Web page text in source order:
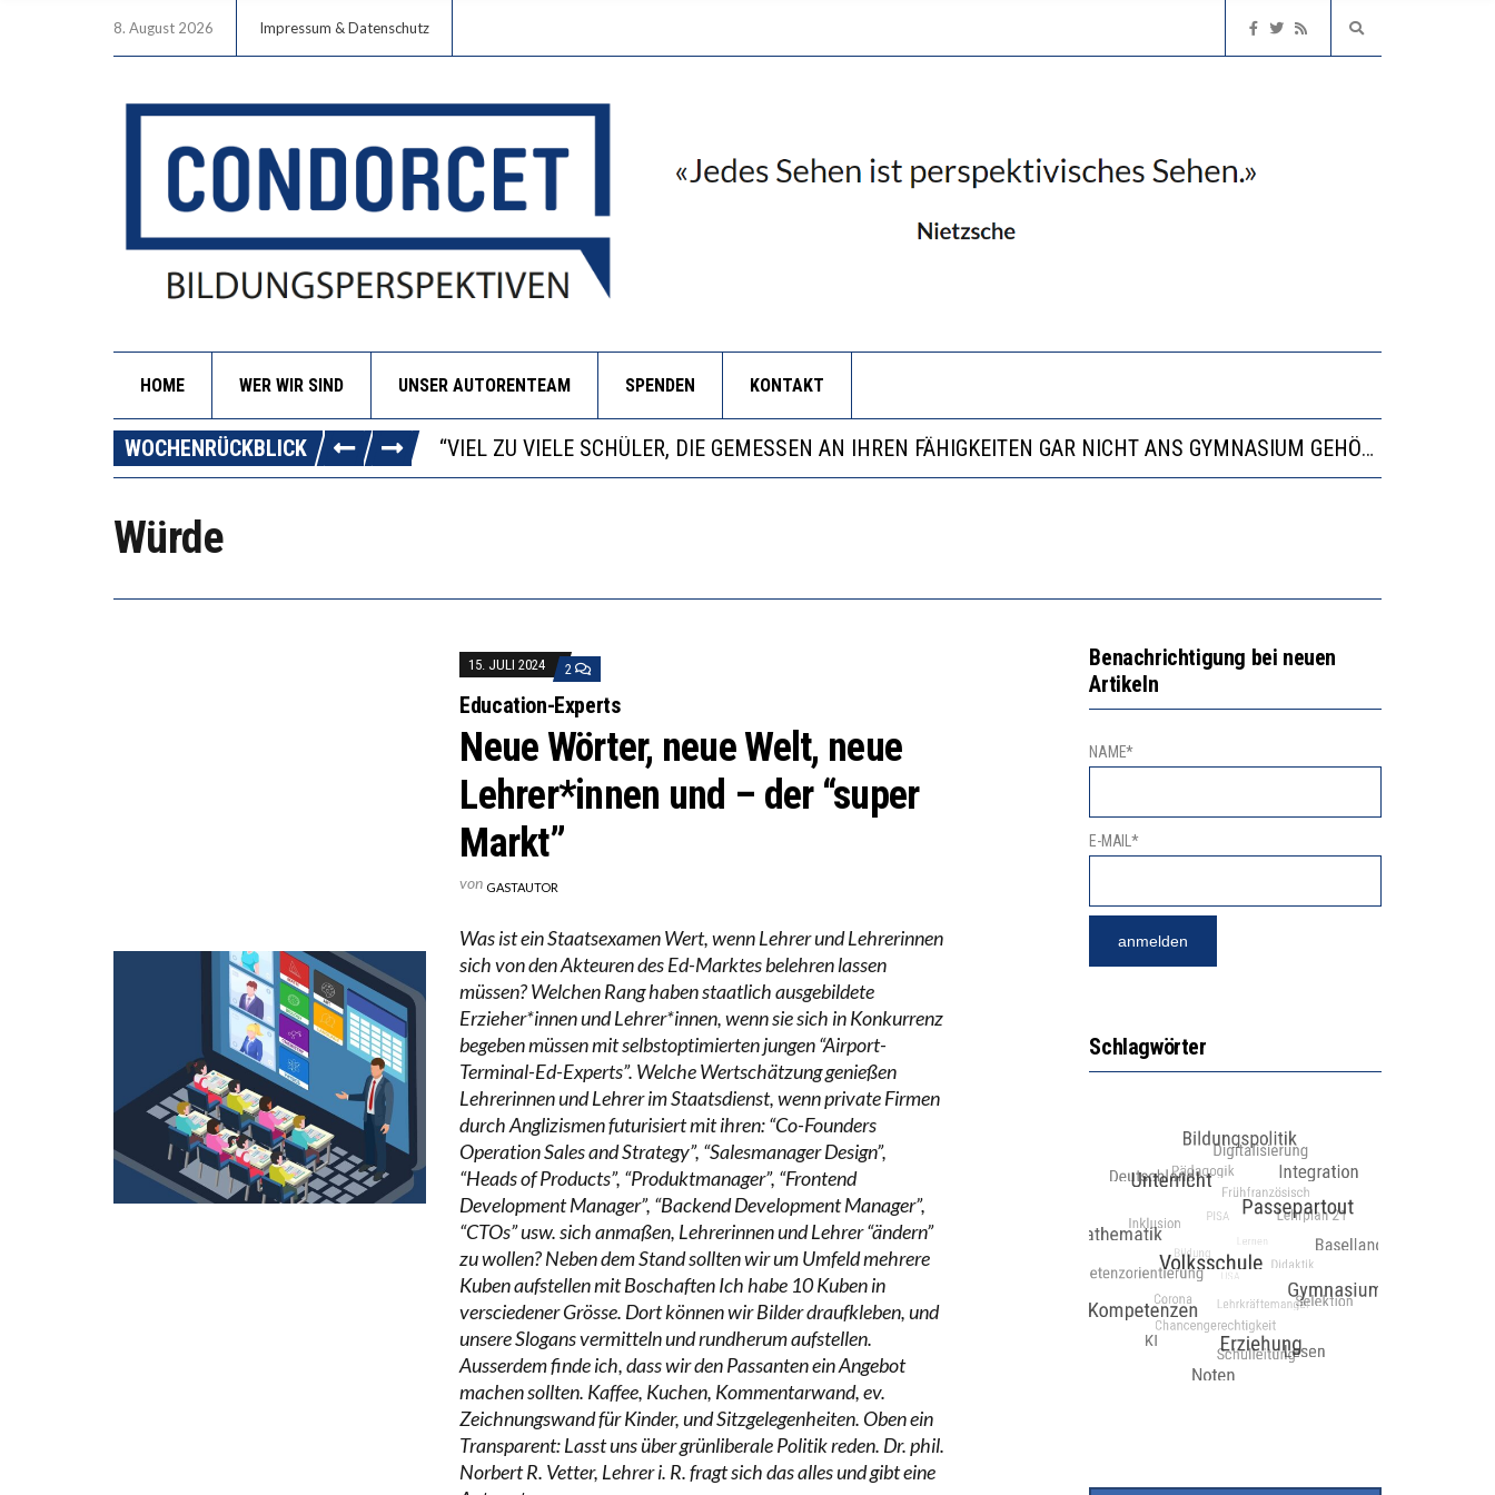
8. August 2026 Impressum & Datenschutz
HOME WER WIR SIND UNSER AUTORENTEAM SPENDEN KONTAKT
WOCHENRÜCKBLICK
“WIR BEOBACHTEN EINEN REGELRECHTEN STURZFLUG BEI DEN LERNLEISTUNGEN”
ANNA-KATHARINA ZENGER UND IHRE VERFASSUNGSKENNTNISSE
“VIEL ZU VIELE SCHÜLER, DIE GEMESSEN AN IHREN FÄHIGKEITEN GAR NICHT ANS GYMNASIUM GEHÖREN”
DIE GANZE HILFLOSIGKEIT DES BILDUNGSBÜRGERTUMS
Würde
15. JULI 2024 2
Education-Experts
Neue Wörter, neue Welt, neue
Lehrer*innen und – der “super
Markt”
von GASTAUTOR
Was ist ein Staatsexamen Wert, wenn Lehrer und Lehrerinnen
sich von den Akteuren des Ed-Marktes belehren lassen
müssen? Welchen Rang haben staatlich ausgebildete
Erzieher*innen und Lehrer*innen, wenn sie sich in Konkurrenz
begeben müssen mit selbstoptimierten jungen “Airport-
Terminal-Ed-Experts”. Welche Wertschätzung genießen
Lehrerinnen und Lehrer im Staatsdienst, wenn private Firmen
durch Anglizismen futurisiert mit ihren: “Co-Founders
Operation Sales and Strategy”, “Salesmanager Design”,
“Heads of Products”, “Produktmanager”, “Frontend
Development Manager”, “Backend Development Manager”,
“CTOs” usw. sich anmaßen, Lehrerinnen und Lehrer “ändern”
zu wollen? Neben dem Stand sollten wir um Umfeld mehrere
Kuben aufstellen mit Boschaften Ich habe 10 Kuben in
versciedener Grösse. Dort können wir Bilder draufkleben, und
unsere Slogans vermitteln und rundherum aufstellen.
Ausserdem finde ich, dass wir den Passanten ein Angebot
machen sollten. Kaffee, Kuchen, Kommentarwand, ev.
Zeichnungswand für Kinder, und Sitzgelegenheiten. Oben ein
Transparent: Lasst uns über grünliberale Politik reden. Dr. phil.
Norbert R. Vetter, Lehrer i. R. fragt sich das alles und gibt eine
Benachrichtigung bei neuen
Artikeln
NAME*
E-MAIL*
Schlagwörter